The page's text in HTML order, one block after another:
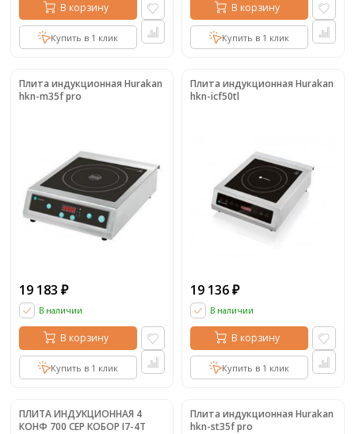
В корзину
Купить в 1 клик
В корзину
Купить в 1 клик
Плита индукционная Hurakan
hkn-m35f pro
19 183 ₽
В наличии
В корзину
Купить в 1 клик
Плита индукционная Hurakan
hkn-icf50tl
19 136 ₽
В наличии
В корзину
Купить в 1 клик
ПЛИТА ИНДУКЦИОННАЯ 4
КОНФ 700 СЕР КОБОР I7-4T
Плита индукционная Hurakan
hkn-st35f pro